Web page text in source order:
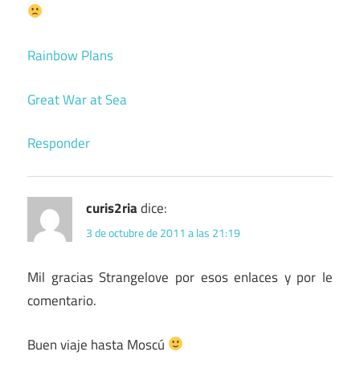
Rainbow Plans
Great War at Sea
Responder
curis2riadice:
3 de octubre de 2011 a las 21:19
Mil gracias Strangelove por esos enlaces y por le
comentario.
Buen viaje hasta Moscú